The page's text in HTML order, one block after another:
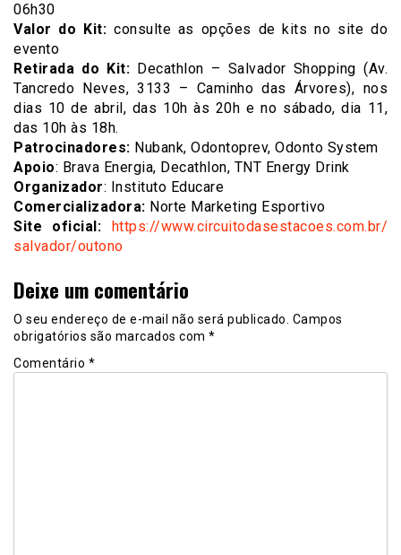
06h30
Valor do Kit:consulte as opções de kits no site do
evento
Retirada do Kit: Decathlon – Salvador Shopping (Av.
Tancredo Neves, 3133 – Caminho das Árvores), nos
dias 10 de abril, das 10h às 20h e no sábado, dia 11,
das 10h às 18h.
Patrocinadores: Nubank, Odontoprev, Odonto System
Apoio: Brava Energia, Decathlon, TNT Energy Drink
Organizador: Instituto Educare
Comercializadora: Norte Marketing Esportivo
Site oficial: https://www.circuitodasestacoes.com.br/
salvador/outono
Deixe um comentário
O seu endereço de e-mail não será publicado. Campos
obrigatórios são marcados com *
Comentário *